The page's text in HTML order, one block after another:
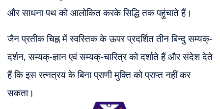
और साधनापथ को आलोकित करके सिद्धि तक पहुंचाते हैं।
जैन प्रतीक चिह्न में स्वस्तिक के ऊपर प्रदर्शित तीन बिन्दु सम्यक्-
दर्शन, सम्यक्-ज्ञान एवं सम्यक्-चारित्र को दर्शाते हैं और संदेश देते
हैं कि इस रत्नत्रय के बिना प्राणी मुक्ति को प्राप्त नहीं कर
सकता।